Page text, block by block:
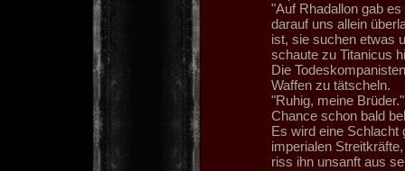
"Auf Rhadallon gab
darauf uns allein
ist, sie suchen etwas
schaute zu Titanicus
Die
Waffen zu tätscheln.
"Ruhig, meine
Chance schon bald
Es wird eine Schlacht
imperialen
riss ihn unsanft aus